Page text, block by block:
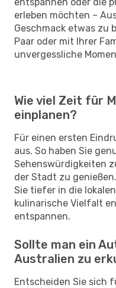
erleben möchten –
Geschmack etwas zu
Paar oder mit Ihrer
unvergessliche
Wie viel Zeit für
einplanen?
Für einen ersten
aus. So haben Sie
Sehenswürdigkeiten
der Stadt zu
Sie tiefer in die
kulinarische Vielfalt
entspannen.
Sollte man ein
Australien zu
Entscheiden Sie sich